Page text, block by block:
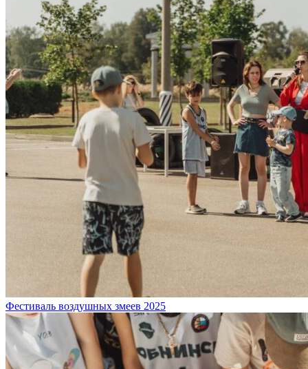
Фестиваль воздушных змеев 2025